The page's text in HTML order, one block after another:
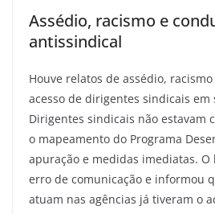
Assédio, racismo e
antissindical
Houve relatos de assédio,
acesso de dirigentes sindicais em
Dirigentes sindicais não estavam
o mapeamento do Programa
apuração e medidas imediatas. O
erro de comunicação e informou
atuam nas agências já tiveram o